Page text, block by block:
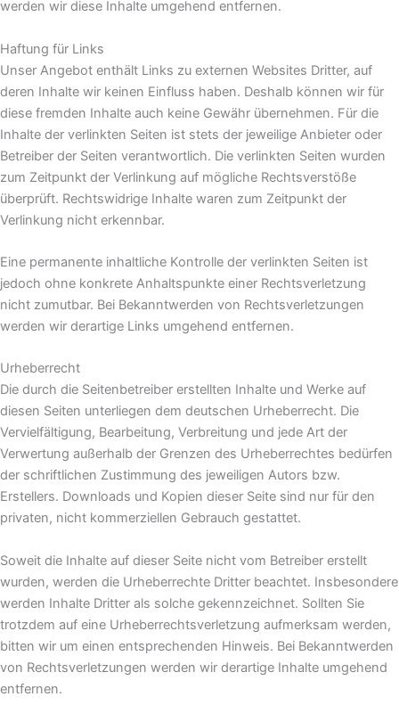
werden wir diese Inhalte umgehend entfernen.
Haftung für Links
Unser Angebot enthält Links zu externen Websites Dritter, auf
deren Inhalte wir keinen Einfluss haben. Deshalb können wir für
diese fremden Inhalte auch keine Gewähr übernehmen. Für die
Inhalte der verlinkten Seiten ist stets der jeweilige Anbieter oder
Betreiber der Seiten verantwortlich. Die verlinkten Seiten wurden
zum Zeitpunkt der Verlinkung auf mögliche Rechtsverstöße
überprüft. Rechtswidrige Inhalte waren zum Zeitpunkt der
Verlinkung nicht erkennbar.
Eine permanente inhaltliche Kontrolle der verlinkten Seiten ist
jedoch ohne konkrete Anhaltspunkte einer Rechtsverletzung
nicht zumutbar. Bei Bekanntwerden von Rechtsverletzungen
werden wir derartige Links umgehend entfernen.
Urheberrecht
Die durch die Seitenbetreiber erstellten Inhalte und Werke auf
diesen Seiten unterliegen dem deutschen Urheberrecht. Die
Vervielfältigung, Bearbeitung, Verbreitung und jede Art der
Verwertung außerhalb der Grenzen des Urheberrechtes bedürfen
der schriftlichen Zustimmung des jeweiligen Autors bzw.
Erstellers. Downloads und Kopien dieser Seite sind nur für den
privaten, nicht kommerziellen Gebrauch gestattet.
Soweit die Inhalte auf dieser Seite nicht vom Betreiber erstellt
wurden, werden die Urheberrechte Dritter beachtet. Insbesondere
werden Inhalte Dritter als solche gekennzeichnet. Sollten Sie
trotzdem auf eine Urheberrechtsverletzung aufmerksam werden,
bitten wir um einen entsprechenden Hinweis. Bei Bekanntwerden
von Rechtsverletzungen werden wir derartige Inhalte umgehend
entfernen.